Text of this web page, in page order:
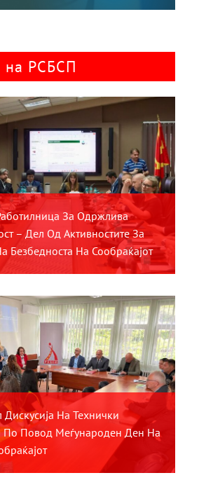
на РСБСП
За Одржлива
– Дел Од Активностите За
Безбедноста На Сообраќајот
На Технички
По Повод Меѓународен Ден На